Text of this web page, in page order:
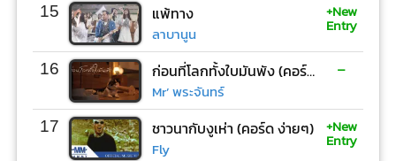
15 แพ้ทาง
ลาบานูน
+New
Entry
16 ก่อนที่โลกทั้งใบมันพัง (คอร์ด ง่ายๆ)
Mr’ พระจันทร์
-
17 ชาวนากับงูเห่า (คอร์ด ง่ายๆ)
Fly
+New
Entry